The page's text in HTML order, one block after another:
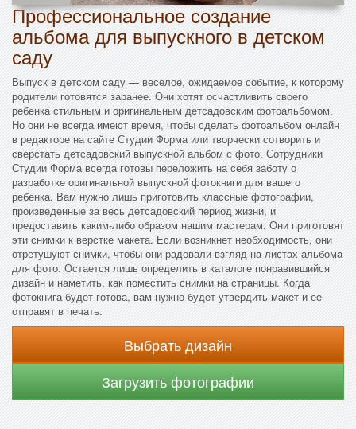
Профессиональное создание
альбома для выпускного в детском
саду
Выпуск в детском саду — веселое, ожидаемое событие, к которому
родители готовятся заранее. Они хотят осчастливить своего
ребенка стильным и оригинальным детсадовским фотоальбомом.
Но они не всегда имеют время, чтобы сделать фотоальбом онлайн
в редакторе на сайте Студии Форма или творчески сотворить и
сверстать детсадовский выпускной альбом с фото. Сотрудники
Студии Форма всегда готовы переложить на себя заботу о
разработке оригинальной выпускной фотокниги для вашего
ребенка. Вам нужно лишь приготовить классные фотографии,
произведенные за весь детсадовский период жизни, и
предоставить каким-либо образом нашим мастерам. Они приготовят
эти снимки к верстке макета. Если возникнет необходимость, они
отретушуют снимки, чтобы они радовали взгляд на листах альбома
для фото. Остается лишь определить в каталоге понравившийся
дизайн и наметить, как поместить снимки на страницы. Когда
фотокнига будет готова, вам нужно будет утвердить макет и ее
отправят в печать.
Выбрать дизайн
Загрузить фотографии